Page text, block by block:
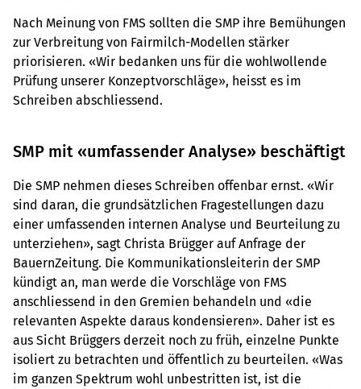
Nach Meinung von FMS sollten die SMP ihre Bemühungen
zur Verbreitung von Fairmilch-Modellen stärker
priorisieren. «Wir bedanken uns für die wohlwollende
Prüfung unserer Konzeptvorschläge», heisst es im
Schreiben abschliessend.
SMP mit «umfassender Analyse» beschäftigt
Die SMP nehmen dieses Schreiben offenbar ernst. «Wir
sind daran, die grundsätzlichen Fragestellungen dazu
einer umfassenden internen Analyse und Beurteilung zu
unterziehen», sagt Christa Brügger auf Anfrage der
BauernZeitung. Die Kommunikationsleiterin der SMP
kündigt an, man werde die Vorschläge von FMS
anschliessend in den Gremien behandeln und «die
relevanten Aspekte daraus kondensieren». Daher ist es
aus Sicht Brüggers derzeit noch zu früh, einzelne Punkte
isoliert zu betrachten und öffentlich zu beurteilen. «Was
im ganzen Spektrum wohl unbestritten ist, ist die